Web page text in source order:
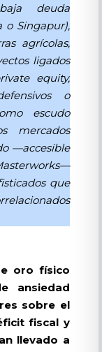
deuda
o Singapur),
agrícolas,
ligados
equity,
o
escudo
mercados
—accesible
que
oro físico
ansiedad
sobre el
fiscal y
llevado a